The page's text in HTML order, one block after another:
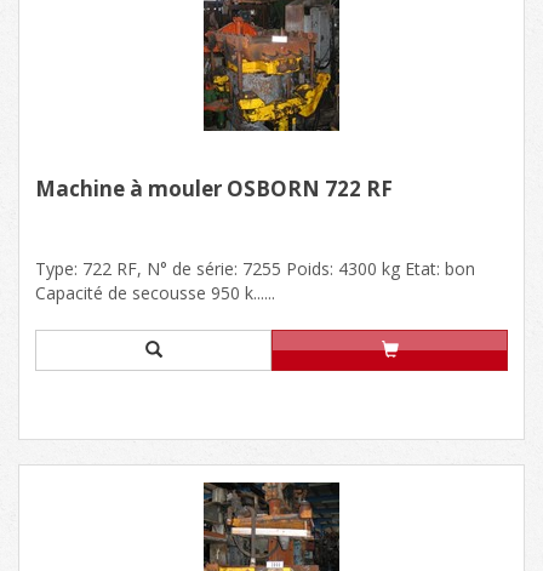
Machine à mouler OSBORN 722 RF
Type: 722 RF, N° de série: 7255 Poids: 4300 kg Etat: bon
Capacité de secousse 950 k......